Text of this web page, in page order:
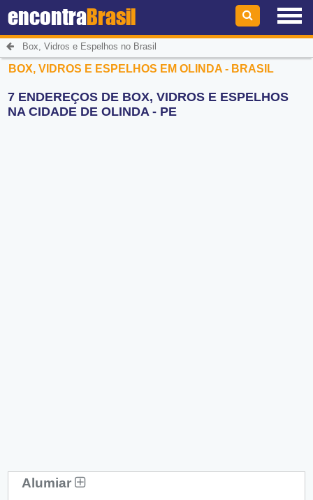
encontraBrasil
Box, Vidros e Espelhos no Brasil
BOX, VIDROS E ESPELHOS EM OLINDA - BRASIL
7 ENDEREÇOS DE BOX, VIDROS E ESPELHOS
NA CIDADE DE OLINDA - PE
Alumiar